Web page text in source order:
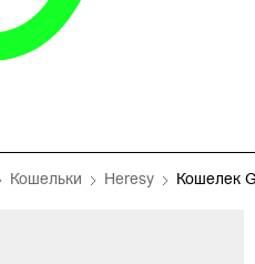
Кошельки Heresy Кошелек